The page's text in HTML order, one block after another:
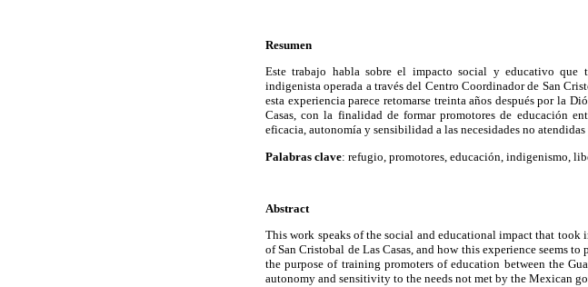
Resumen
Este trabajo habla sobre el impacto social y educativo que
indigenista operada a través del Centro Coordinador de San
esta experiencia parece retomarse treinta años después por la
Casas, con la finalidad de formar promotores de educación
eficacia, autonomía y sensibilidad a las necesidades no
Palabras clave: refugio, promotores, educación, indigenismo,
Abstract
This work speaks of the social and educational impact that
of San Cristobal de Las Casas, and how this experience seems
the purpose of training promoters of education between the
autonomy and sensitivity to the needs not met by the Mexican